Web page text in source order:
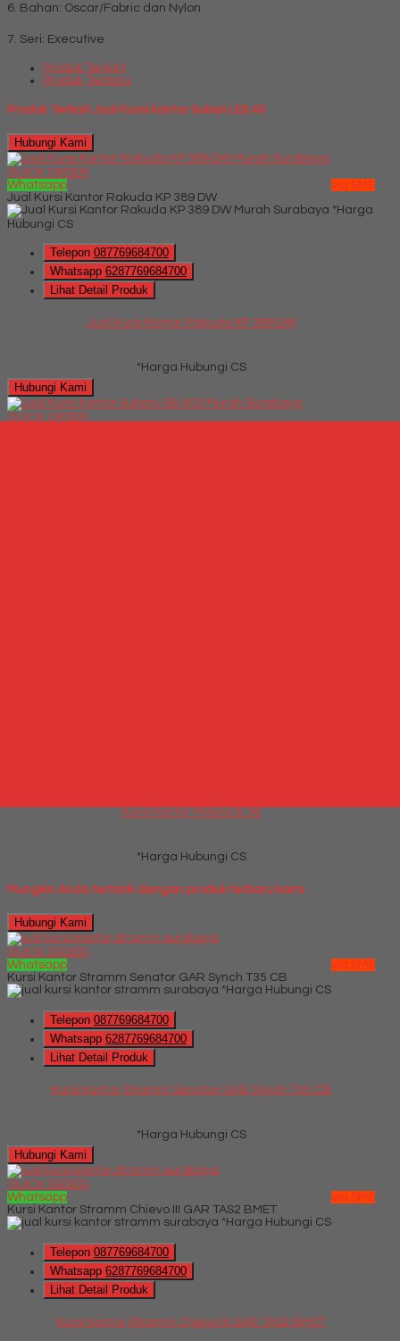
6. Bahan: Oscar/Fabric dan Nylon
7. Seri: Executive
Produk Terkait
Produk Terbaru
Produk Terkait Jual Kursi kantor Subaru ES 40
Hubungi Kami
QUICK ORDER
Whatsapp
via SMS
Jual Kursi Kantor Rakuda KP 389 DW
*Harga
Hubungi CS
Telepon 087769684700
Whatsapp 6287769684700
Lihat Detail Produk
Jual Kursi Kantor Rakuda KP 389 DW
*Harga Hubungi CS
Hubungi Kami
QUICK ORDER
Kursi Kantor Polaris B 36
*Harga Hubungi CS
Mungkin Anda tertarik dengan produk terbaru kami
Hubungi Kami
QUICK ORDER
Whatsapp
via SMS
Kursi Kantor Stramm Senator GAR Synch T35 CB
*Harga Hubungi CS
Telepon 087769684700
Whatsapp 6287769684700
Lihat Detail Produk
Kursi Kantor Stramm Senator GAR Synch T35 CB
*Harga Hubungi CS
Hubungi Kami
QUICK ORDER
Whatsapp
via SMS
Kursi Kantor Stramm Chievo III GAR TAS2 BMET
*Harga Hubungi CS
Telepon 087769684700
Whatsapp 6287769684700
Lihat Detail Produk
Kursi Kantor Stramm Chievo III GAR TAS2 BMET